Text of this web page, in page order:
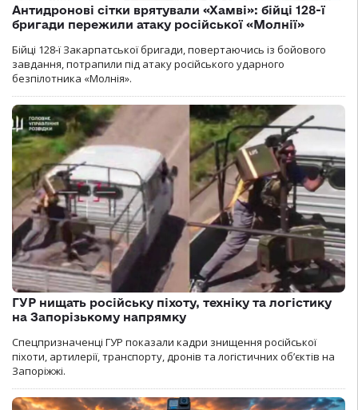
Антидронові сітки врятували «Хамві»: бійці 128-ї
бригади пережили атаку російської «Молнії»
Бійці 128-ї Закарпатської бригади, повертаючись із бойового
завдання, потрапили під атаку російського ударного
безпілотника «Молнія».
ГУР нищать російську піхоту, техніку та логістику
на Запорізькому напрямку
Спецпризначенці ГУР показали кадри знищення російської
піхоти, артилерії, транспорту, дронів та логістичних об’єктів на
Запоріжжі.